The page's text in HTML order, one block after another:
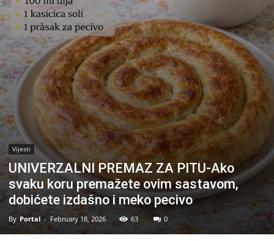
Vijesti
UNIVERZALNI PREMAZ ZA PITU-Ako
svaku koru premažete ovim sastavom,
dobićete izdašno i meko pecivo
By Portal - February 18, 2026 63 0